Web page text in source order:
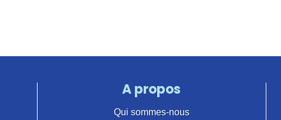
A propos
Qui sommes-nous